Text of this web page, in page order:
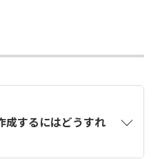
成するにはどうすれ